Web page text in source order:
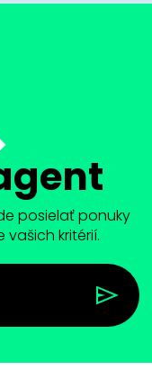
posielať ponuky
kritérií.